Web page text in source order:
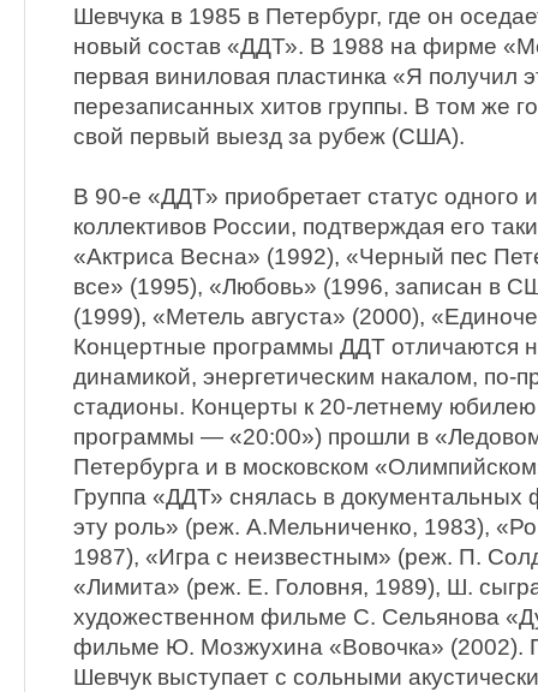
Шевчука в 1985 в Петербург, где он
новый состав «ДДТ». В 1988 на фирме
первая виниловая пластинка «Я получил
перезаписанных хитов группы. В том же
свой первый выезд за рубеж (США).
В 90-е «ДДТ» приобретает статус одного
коллективов России, подтверждая его
«Актриса Весна» (1992), «Черный пес
все» (1995), «Любовь» (1996, записан в
(1999), «Метель августа» (2000),
Концертные программы ДДТ отличаются
динамикой, энергетическим накалом, по-
стадионы. Концерты к 20-летнему
программы — «20:00») прошли в
Петербурга и в московском
Группа «ДДТ» снялась в
эту роль» (реж. А.Мельниченко, 1983),
1987), «Игра с неизвестным» (реж. П.
«Лимита» (реж. Е. Головня, 1989), Ш.
художественном фильме С. Сельянова
фильме Ю. Мозжухина «Вовочка»
Шевчук выступает с сольными